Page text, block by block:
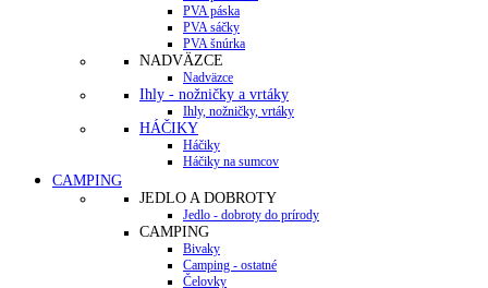
PVA páska
PVA sáčky
PVA šnúrka
NADVÄZCE
Nadväzce
Ihly - nožničky a vrtáky
Ihly, nožničky, vrtáky
HÁČIKY
Háčiky
Háčiky na sumcov
CAMPING
JEDLO A DOBROTY
Jedlo - dobroty do prírody
CAMPING
Bivaky
Camping - ostatné
Čelovky